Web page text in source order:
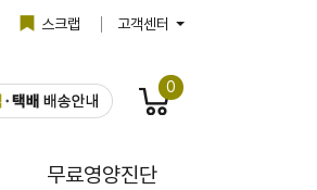
스크랩 고객센터
0
무료영양진단